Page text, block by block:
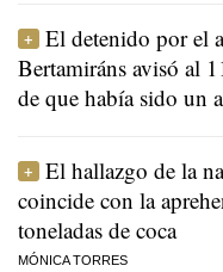
El detenido por el
Bertamiráns avisó al
de que había sido un
El hallazgo de la
coincide con la
toneladas de coca
MÓNICA TORRES